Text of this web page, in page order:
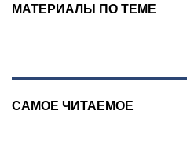
МАТЕРИАЛЫ ПО ТЕМЕ
САМОЕ ЧИТАЕМОЕ